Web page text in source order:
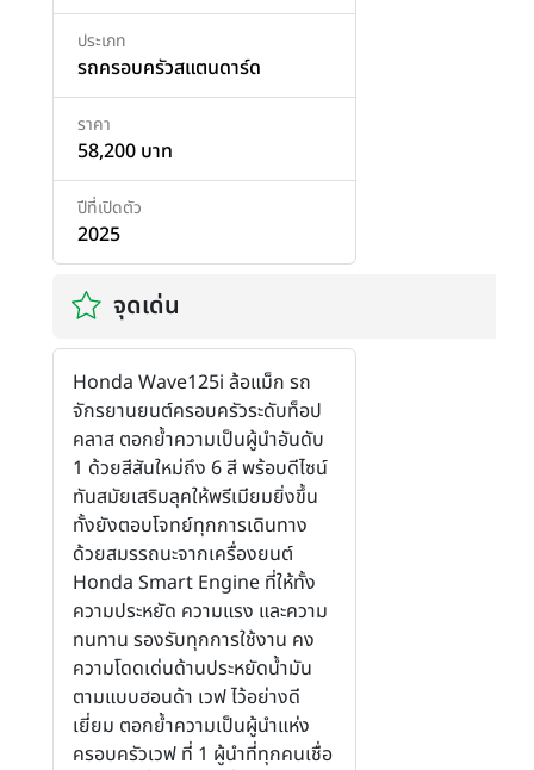
ประเภท
รถครอบครัวสแตนดาร์ด
ราคา
58,200 บาท
ปีที่เปิดตัว
2025
จุดเด่น
Honda Wave125i ล้อแม็ก รถ
จักรยานยนต์ครอบครัวระดับท็อป
คลาส ตอกย้ำความเป็นผู้นำอันดับ
1 ด้วยสีสันใหม่ถึง 6 สี พร้อบดีไซน์
ทันสมัยเสริมลุคให้พรีเมียมยิ่งขึ้น
ทั้งยังตอบโจทย์ทุกการเดินทาง
ด้วยสมรรถนะจากเครื่องยนต์
Honda Smart Engine ที่ให้ทั้ง
ความประหยัด ความแรง และความ
ทนทาน รองรับทุกการใช้งาน คง
ความโดดเด่นด้านประหยัดน้ำมัน
ตามแบบฮอนด้า เวฟ ไว้อย่างดี
เยี่ยม ตอกย้ำความเป็นผู้นำแห่ง
ครอบครัวเวฟ ที่ 1 ผู้นำที่ทุกคนเชื่อ